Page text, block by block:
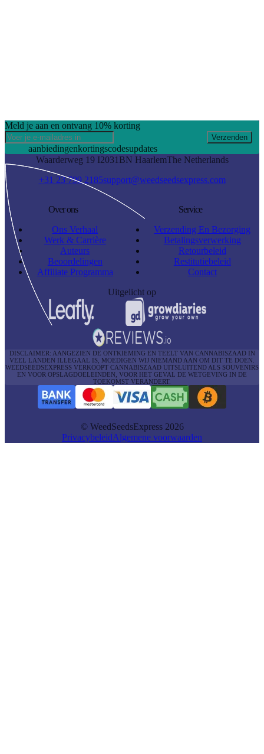
Meld je aan en ontvang 10% korting
Verzenden
aanbiedingenkortingscodesupdates
Waarderweg 19 I2031BN HaarlemThe Netherlands
+31 23 799 2185support@weedseedsexpress.com
Over ons
Ons Verhaal
Werk & Carrière
Auteurs
Beoordelingen
Affiliate Programma
Service
Verzending En Bezorging
Betalingsverwerking
Retourbeleid
Restitutiebeleid
Contact
Uitgelicht op
DISCLAIMER: AANGEZIEN DE ONTKIEMING EN TEELT VAN CANNABISZAAD IN
VEEL LANDEN ILLEGAAL IS, MOEDIGEN WIJ NIEMAND AAN OM DIT TE DOEN.
WEEDSEEDSEXPRESS VERKOOPT CANNABISZAAD UITSLUITEND ALS SOUVENIRS
EN VOOR OPSLAGDOELEINDEN, VOOR HET GEVAL DE WETGEVING IN DE
TOEKOMST VERANDERT.
© WeedSeedsExpress 2026
PrivacybeleidAlgemene voorwaarden